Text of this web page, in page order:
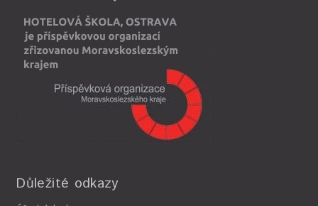
Důležité odkazy